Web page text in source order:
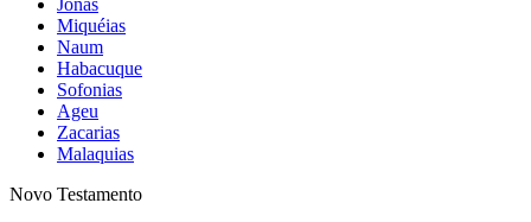
Miquéias
Naum
Habacuque
Sofonias
Ageu
Zacarias
Malaquias
Novo Testamento